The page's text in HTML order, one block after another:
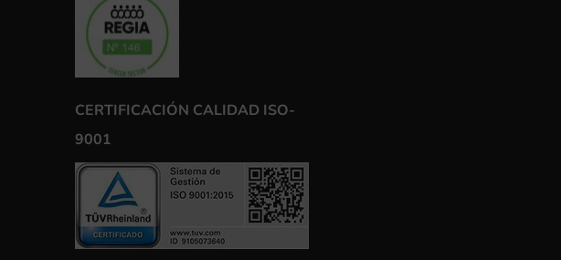
CERTIFICACIÓN CALIDAD ISO-
9001